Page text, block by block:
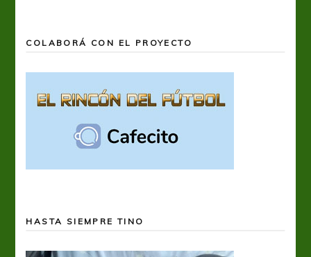
COLABORÁ CON EL PROYECTO
HASTA SIEMPRE TINO